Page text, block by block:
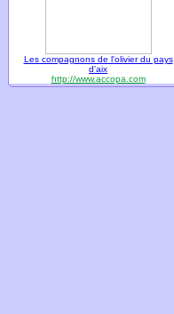
Les compagnons de l'olivier du pays
d'aix
http://www.accopa.com